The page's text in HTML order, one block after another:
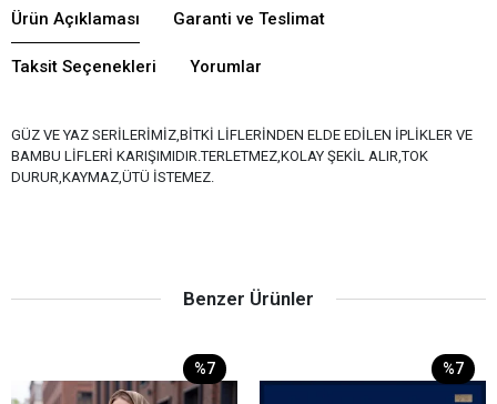
Ürün Açıklaması Garanti ve Teslimat
Taksit Seçenekleri Yorumlar
GÜZ VE YAZ SERİLERİMİZ,BİTKİ LİFLERİNDEN ELDE EDİLEN İPLİKLER VE
BAMBU LİFLERİ KARIŞIMIDIR.TERLETMEZ,KOLAY ŞEKİL ALIR,TOK
DURUR,KAYMAZ,ÜTÜ İSTEMEZ.
Benzer Ürünler
%7 %7